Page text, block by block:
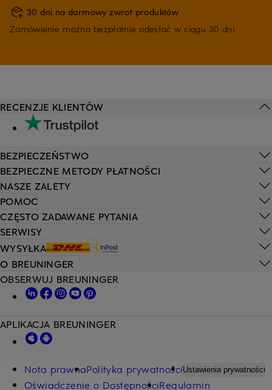
30 dni na darmowy zwrot produktów
Zamówienie można bezpłatnie odesłać w ciągu 30 dni.
POMOC
CZĘSTO ZADAWANE PYTANIA
SERWISY
WYSYŁKA
RECENZJE KLIENTÓW
BEZPIECZEŃSTWO
BEZPIECZNE METODY PŁATNOŚCI
NASZE ZALETY
O BREUNINGER
OBSERWUJ BREUNINGER
APLIKACJA BREUNINGER
Nota prawnaPolityka prywatnościUstawienia prywatności
Oświadczenie o DostępnościRegulamin